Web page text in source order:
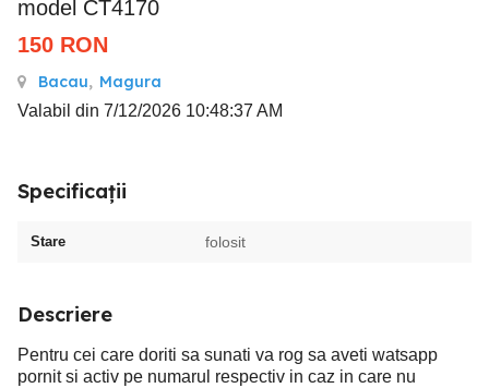
model CT4170
150 RON
Bacau, Magura
Valabil din 7/12/2026 10:48:37 AM
Specificații
Stare folosit
Descriere
Pentru cei care doriti sa sunati va rog sa aveti watsapp
pornit si activ pe numarul respectiv in caz in care nu